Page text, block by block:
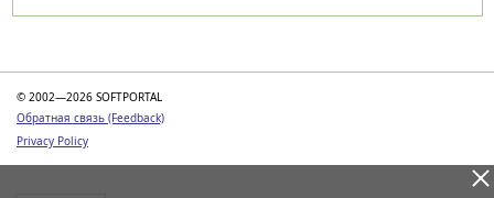
© 2002—2026 SOFTPORTAL
Обратная связь (Feedback)
Privacy Policy